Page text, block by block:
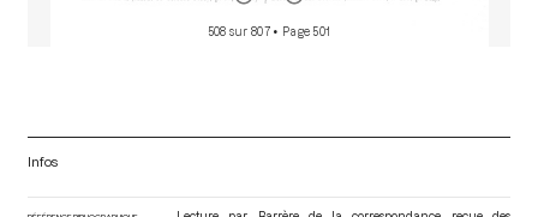
508 sur 807 • Page 501
Infos